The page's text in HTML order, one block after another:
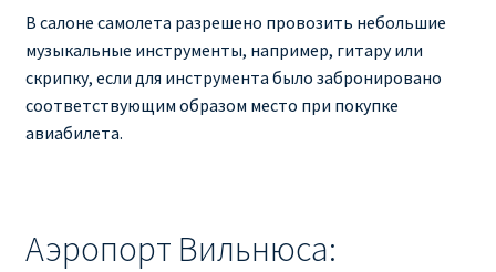
В салоне самолета разрешено провозить небольшие
музыкальные инструменты, например, гитару или
скрипку, если для инструмента было забронировано
соответствующим образом место при покупке
авиабилета.
Аэропорт Вильнюса: